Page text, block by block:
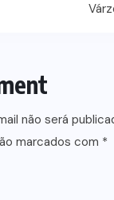
não será
marcados com *